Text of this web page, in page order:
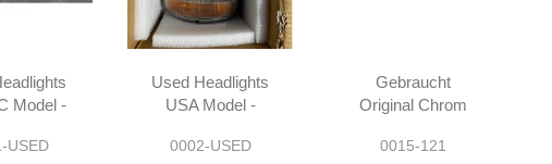
Model -
W113 -
USED
Used Headlights
USA Model -
280SL W113 -
0002-USED
Gebraucht
Original Chrom
W111 W113
0015-121